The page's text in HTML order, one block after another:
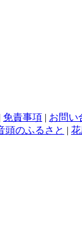
免責事項 | お問い
頭のふるさと |